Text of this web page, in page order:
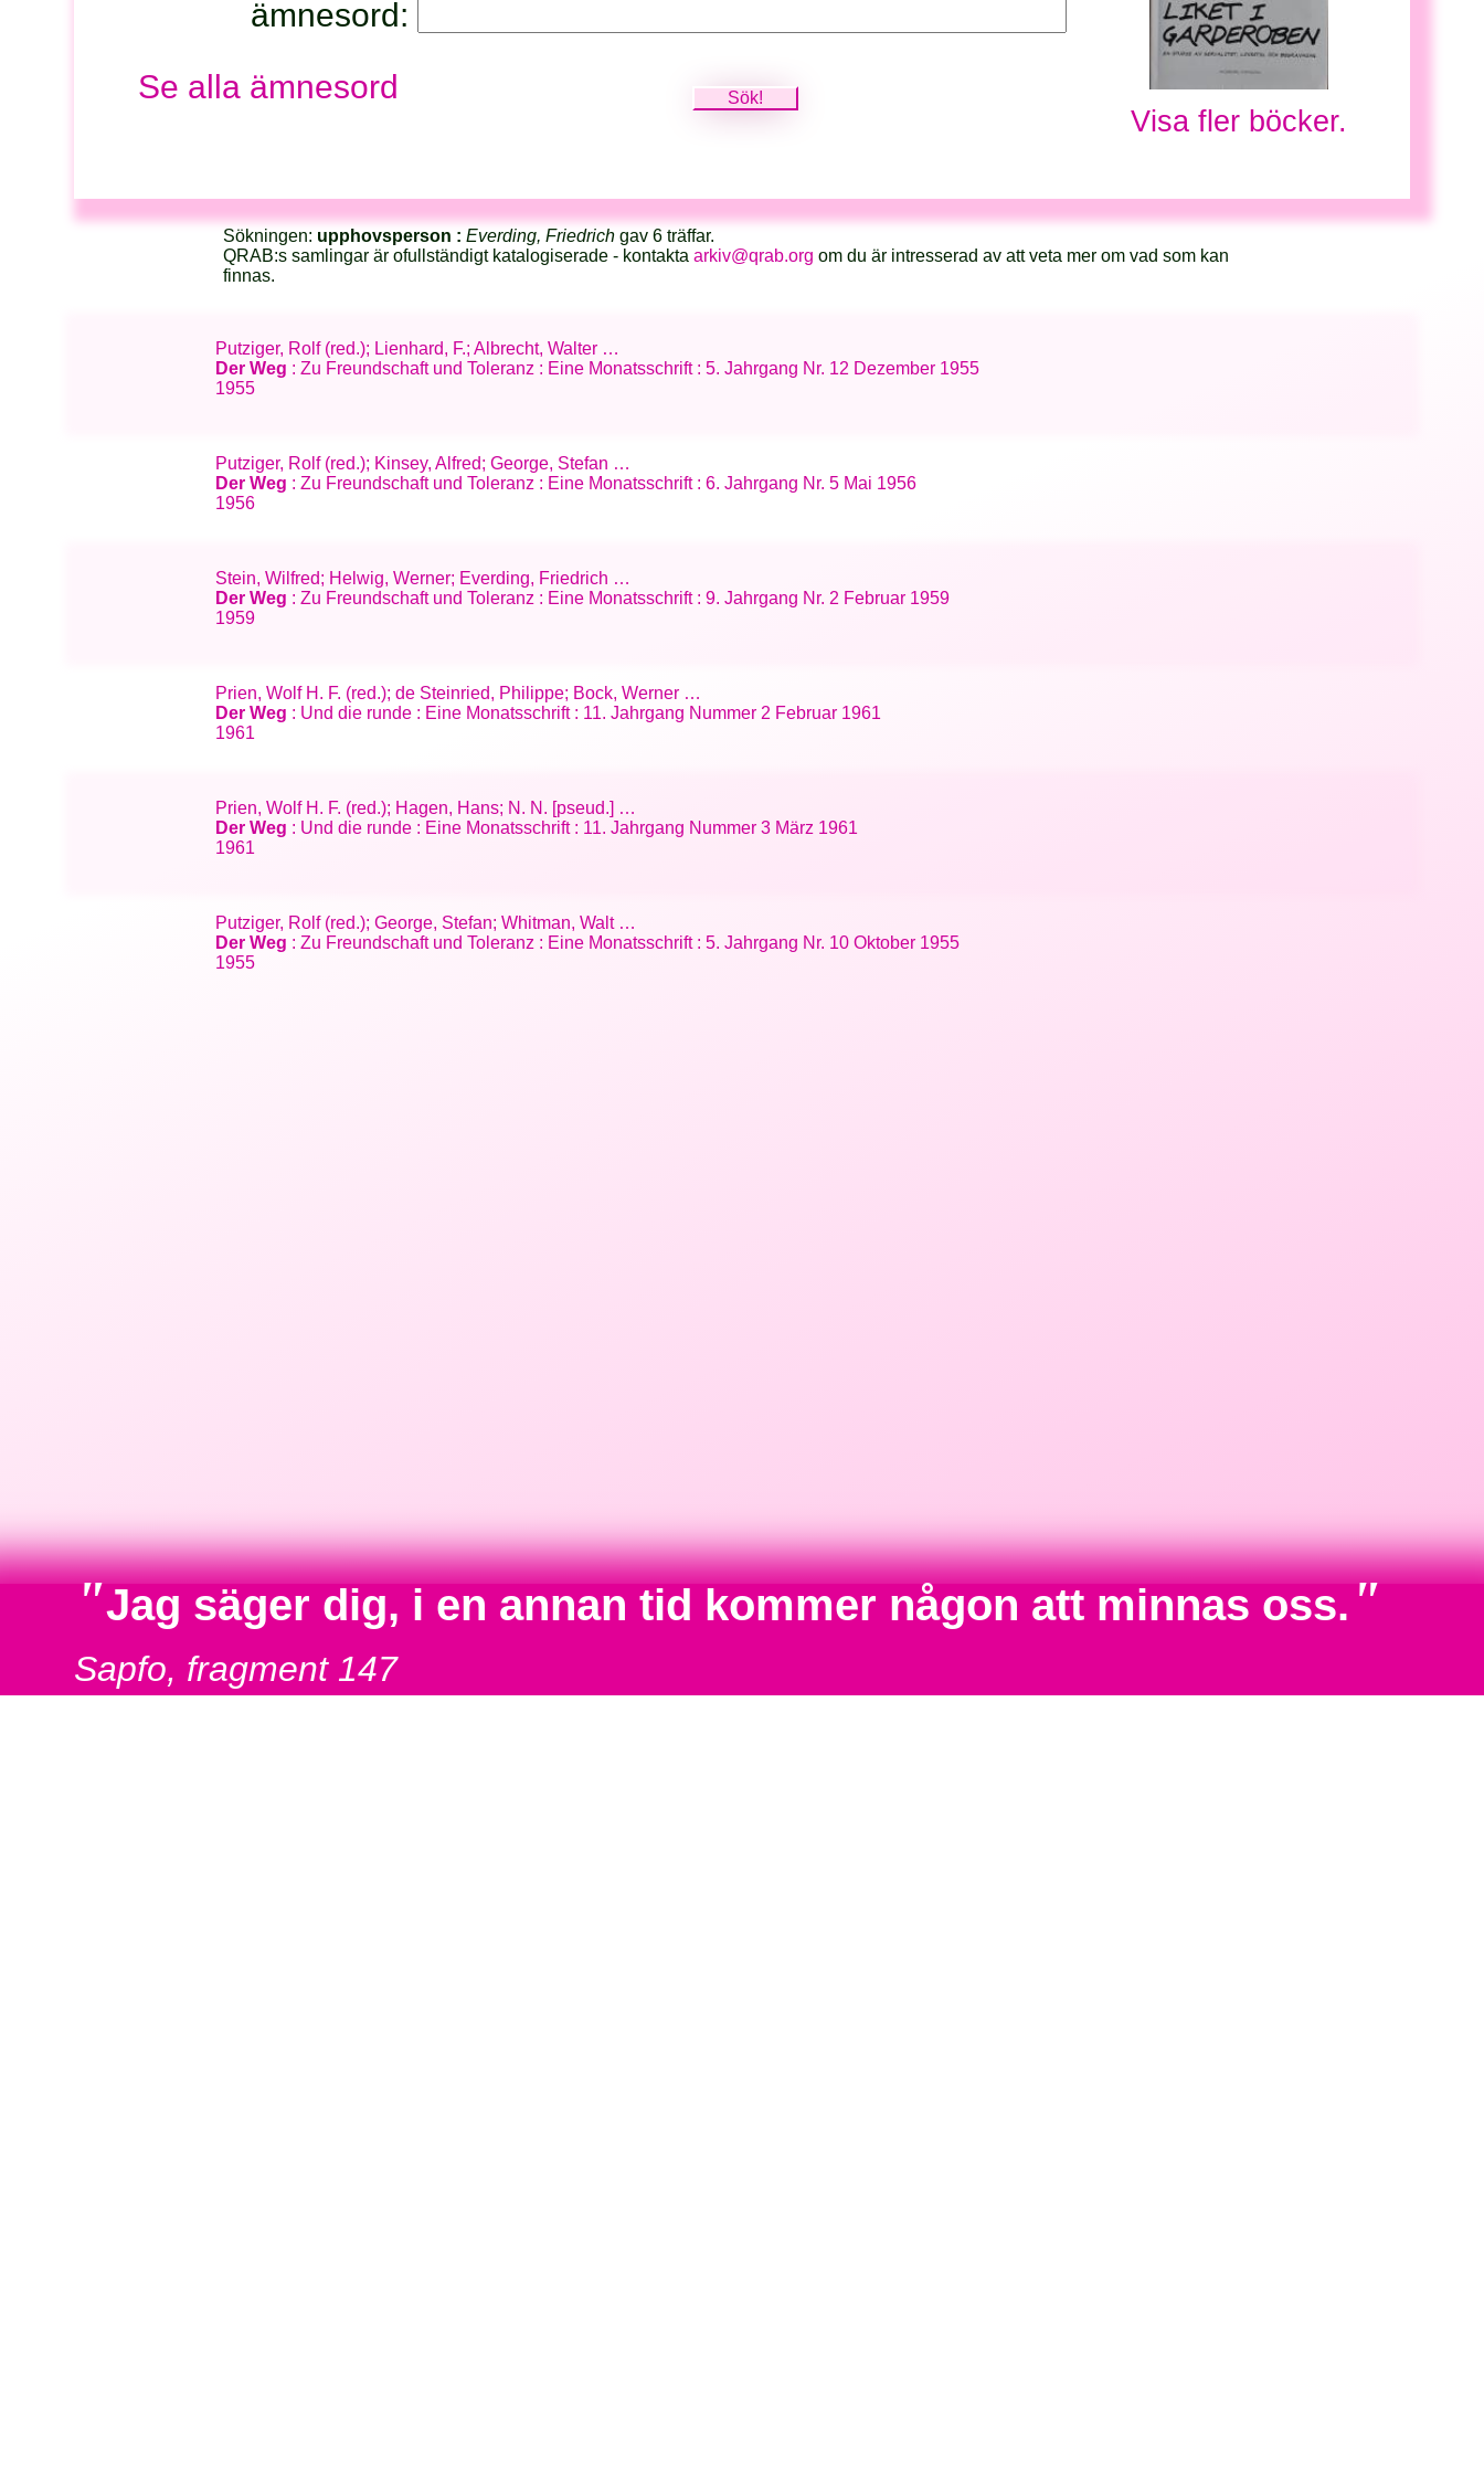
ämnesord:
Se alla ämnesord
Visa fler böcker.
Sökningen: upphovsperson : Everding, Friedrichgav 6 träffar.
QRAB:s samlingar är ofullständigt katalogiserade - kontakta arkiv@qrab.org om du är intresserad av att veta mer om vad som kan
finnas.
Putziger, Rolf (red.); Lienhard, F.; Albrecht, Walter …
Der Weg : Zu Freundschaft und Toleranz : Eine Monatsschrift : 5. Jahrgang Nr. 12 Dezember 1955
1955
Putziger, Rolf (red.); Kinsey, Alfred; George, Stefan …
Der Weg : Zu Freundschaft und Toleranz : Eine Monatsschrift : 6. Jahrgang Nr. 5 Mai 1956
1956
Stein, Wilfred; Helwig, Werner; Everding, Friedrich …
Der Weg : Zu Freundschaft und Toleranz : Eine Monatsschrift : 9. Jahrgang Nr. 2 Februar 1959
1959
Prien, Wolf H. F. (red.); de Steinried, Philippe; Bock, Werner …
Der Weg : Und die runde : Eine Monatsschrift : 11. Jahrgang Nummer 2 Februar 1961
1961
Prien, Wolf H. F. (red.); Hagen, Hans; N. N. [pseud.] …
Der Weg : Und die runde : Eine Monatsschrift : 11. Jahrgang Nummer 3 März 1961
1961
Putziger, Rolf (red.); George, Stefan; Whitman, Walt …
Der Weg : Zu Freundschaft und Toleranz : Eine Monatsschrift : 5. Jahrgang Nr. 10 Oktober 1955
1955
"Jag säger dig, i en annan tid kommer någon att minnas oss."
Sapfo, fragment 147